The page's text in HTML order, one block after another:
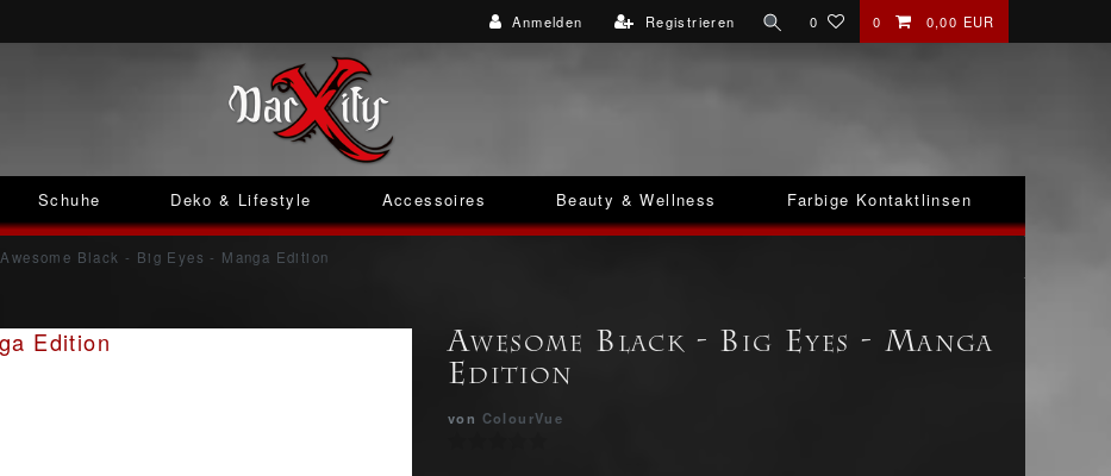
Anmelden Registrieren 0 0 0,00 EUR
Schuhe Deko & Lifestyle Accessoires Beauty & Wellness Farbige Kontaktlinsen
Awesome Black - Big Eyes - Manga Edition
Awesome Black - Big Eyes - Manga
Edition
von ColourVue